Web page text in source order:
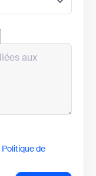
Politique de